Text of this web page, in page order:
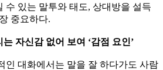
수 있는 말투와 태도, 상대방을 설득
중요하다.
자신감 없어 보여 ‘감점 요인’
인 대화에서는 말을 잘 하다가도 사람